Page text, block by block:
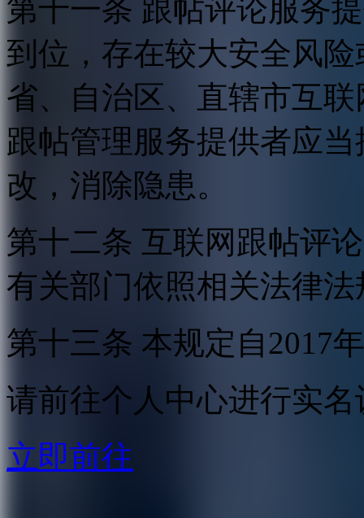
第十一条 跟帖评论服务
到位，存在较大安全风
省、自治区、直辖市互
跟帖管理服务提供者应
改，消除隐患。
第十二条 互联网跟帖评
有关部门依照相关法律
第十三条 本规定自2017
请前往个人中心进行实名
立即前往